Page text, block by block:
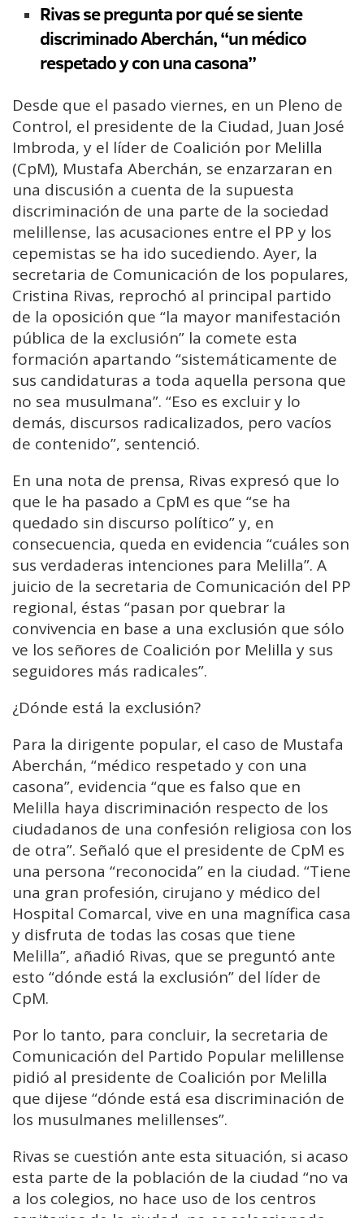
Rivas se pregunta por qué se siente
discriminado Aberchán, “un médico
respetado y con una casona”
Desde que el pasado viernes, en un Pleno de
Control, el presidente de la Ciudad, Juan José
Imbroda, y el líder de Coalición por Melilla
(CpM), Mustafa Aberchán, se enzarzaran en
una discusión a cuenta de la supuesta
discriminación de una parte de la sociedad
melillense, las acusaciones entre el PP y los
cepemistas se ha ido sucediendo. Ayer, la
secretaria de Comunicación de los populares,
Cristina Rivas, reprochó al principal partido
de la oposición que “la mayor manifestación
pública de la exclusión” la comete esta
formación apartando “sistemáticamente de
sus candidaturas a toda aquella persona que
no sea musulmana”. “Eso es excluir y lo
demás, discursos radicalizados, pero vacíos
de contenido”, sentenció.
En una nota de prensa, Rivas expresó que lo
que le ha pasado a CpM es que “se ha
quedado sin discurso político” y, en
consecuencia, queda en evidencia “cuáles son
sus verdaderas intenciones para Melilla”. A
juicio de la secretaria de Comunicación del PP
regional, éstas “pasan por quebrar la
convivencia en base a una exclusión que sólo
ve los señores de Coalición por Melilla y sus
seguidores más radicales”.
¿Dónde está la exclusión?
Para la dirigente popular, el caso de Mustafa
Aberchán, “médico respetado y con una
casona”, evidencia “que es falso que en
Melilla haya discriminación respecto de los
ciudadanos de una confesión religiosa con los
de otra”. Señaló que el presidente de CpM es
una persona “reconocida” en la ciudad. “Tiene
una gran profesión, cirujano y médico del
Hospital Comarcal, vive en una magnífica casa
y disfruta de todas las cosas que tiene
Melilla”, añadió Rivas, que se preguntó ante
esto “dónde está la exclusión” del líder de
CpM.
Por lo tanto, para concluir, la secretaria de
Comunicación del Partido Popular melillense
pidió al presidente de Coalición por Melilla
que dijese “dónde está esa discriminación de
los musulmanes melillenses”.
Rivas se cuestión ante esta situación, si acaso
esta parte de la población de la ciudad “no va
a los colegios, no hace uso de los centros